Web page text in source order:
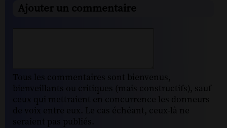
Ajouter un commentaire
Tous les commentaires sont bienvenus,
bienveillants ou critiques (mais constructifs), sauf
ceux qui mettraient en concurrence les donneurs
de voix entre eux. Le cas échéant, ceux-là ne
seraient pas publiés.